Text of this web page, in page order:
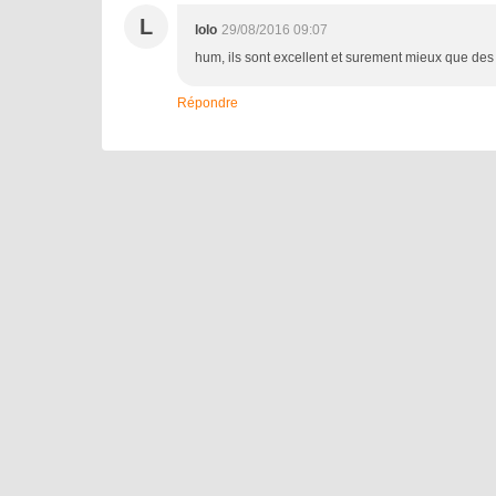
L lolo 29/08/2016 09:07
hum, ils sont excellent et surement mieux que
Répondre